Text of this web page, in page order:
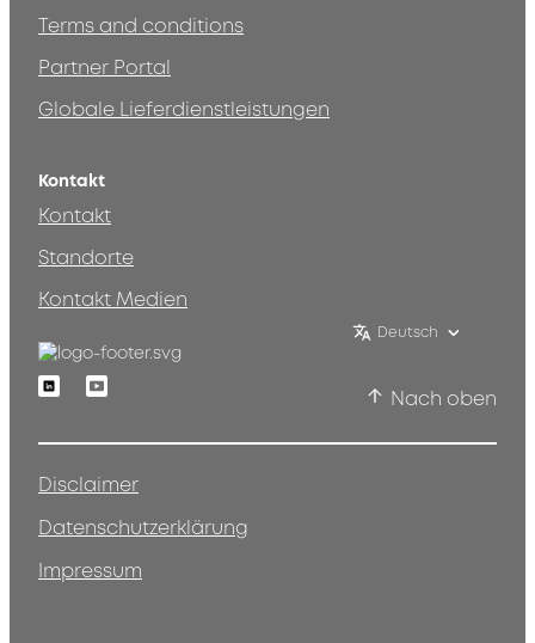
Terms and conditions
Partner Portal
Globale Lieferdienstleistungen
Kontakt
Kontakt
Standorte
Kontakt Medien
Deutsch
LinkedinYoutube
Nach oben
Disclaimer
Datenschutzerklärung
Impressum